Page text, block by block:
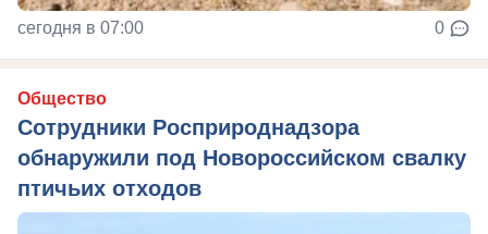
сегодня в 07:00 0
Общество
Сотрудники Росприроднадзора
обнаружили под Новороссийском свалку
птичьих отходов